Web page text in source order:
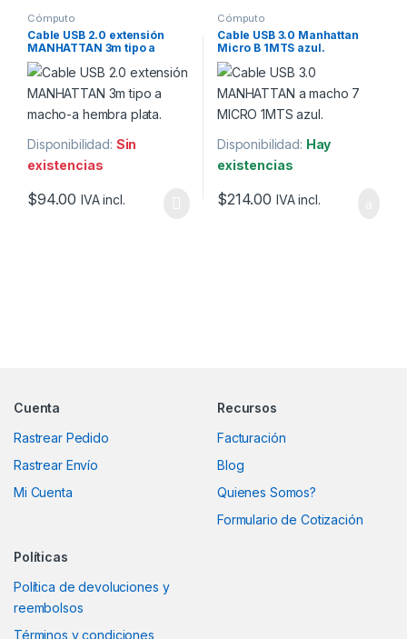
Cómputo
Cable USB 2.0 extensión
MANHATTAN 3m tipo a
macho-a hembra plata.
Disponibilidad: Sin
existencias
$94.00 IVA incl.
Cómputo
Cable USB 3.0 Manhattan
Micro B 1MTS azul.
Disponibilidad: Hay
existencias
$214.00 IVA incl.
Cuenta
Rastrear Pedido
Rastrear Envío
Mi Cuenta
Recursos
Facturación
Blog
Quienes Somos?
Formulario de Cotización
Políticas
Política de devoluciones y
reembolsos
Términos y condiciones